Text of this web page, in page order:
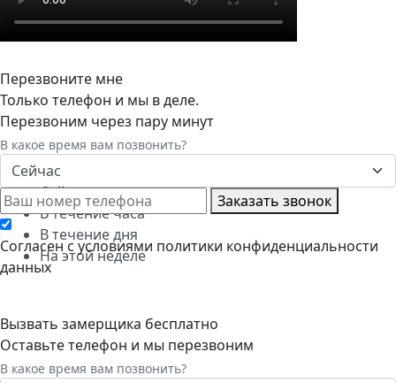
Перезвоните мне
Только телефон и мы в деле.
Перезвоним через пару минут
В какое время вам позвонить?
Сейчас
Сейчас
В течение часа
В течение дня
На этой неделе
Заказать звонок
Cогласен с условиями политики конфиденциальности
данных
Вызвать замерщика бесплатно
Оставьте телефон и мы перезвоним
В какое время вам позвонить?